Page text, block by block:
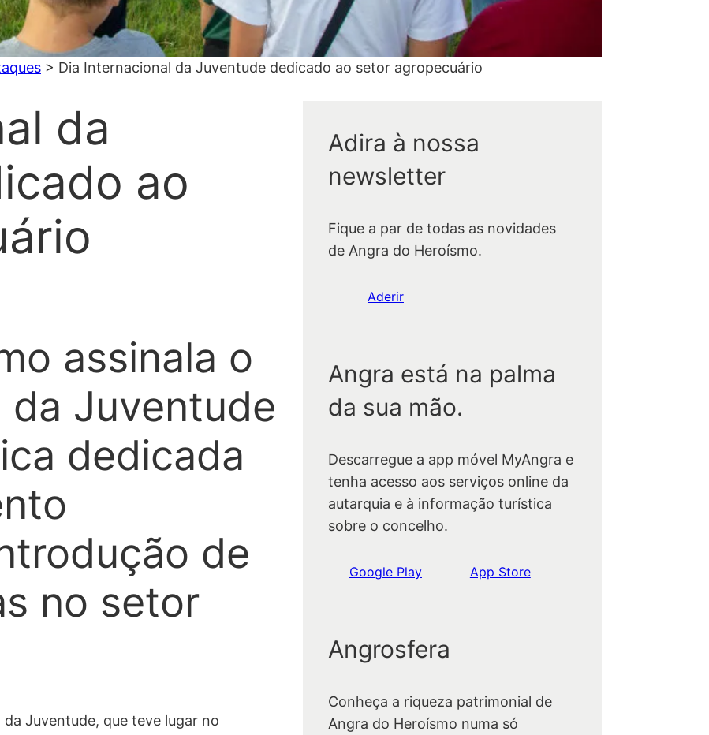
> Dia Internacional da Juventude dedicado ao setor agropecuário
da
ao
assinala o
da Juventude
dedicada
de
no setor
Juventude, que teve lugar no
Adira à nossa
newsletter
Fique a par de todas as novidades
de Angra do Heroísmo.
Aderir
Angra está na palma
da sua mão.
Descarregue a app móvel MyAngra e
tenha acesso aos serviços online da
autarquia e à informação turística
sobre o concelho.
Google Play App Store
Angrosfera
Conheça a riqueza patrimonial de
Angra do Heroísmo numa só